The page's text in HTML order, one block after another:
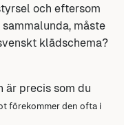
och eftersom
måste
klädschema?
är precis som du
förekommer den ofta i